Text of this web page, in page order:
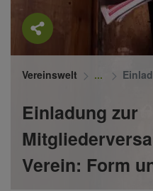
Vereinswelt
Einladung zur
Verein: Form